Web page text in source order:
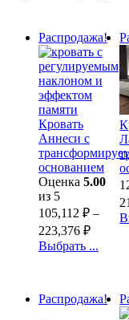
Распродажа!
Кровать
Аннеси с
основанием
Оценка 5.00
из 5
105,112 ₽ –
223,376 ₽
Выбрать ...
Распродажа!